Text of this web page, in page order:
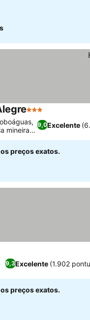
3 Estrelas
9,0Excelente
mineira
preços exatos.
9,3Excelente (1.902
preços exatos.